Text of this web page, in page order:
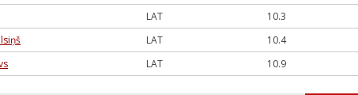
LAT 10.3
LAT 10.4
LAT 10.9